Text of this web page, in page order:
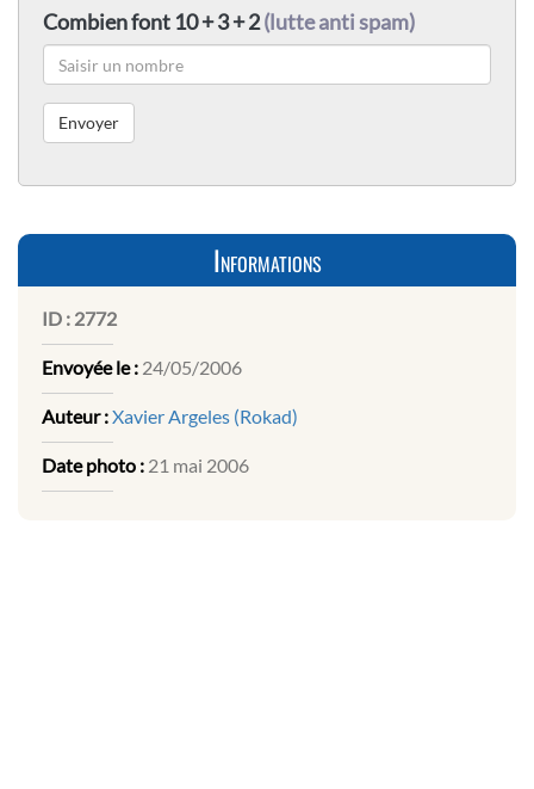
Combien font 10 + 3 + 2(lutte anti spam)
Informations
ID : 2772
Envoyée le : 24/05/2006
Auteur :Xavier Argeles (Rokad)
Date photo : 21 mai 2006